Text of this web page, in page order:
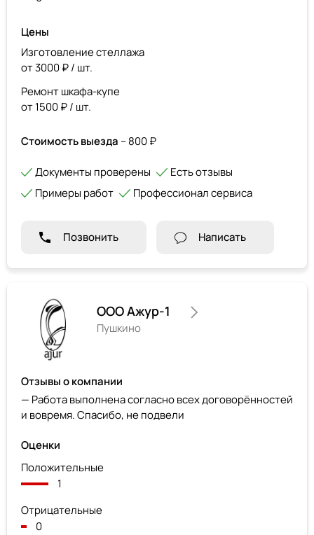
Цены
Изготовление стеллажа
от 3000 ₽ / шт.
Ремонт шкафа-купе
от 1500 ₽ / шт.
Стоимость выезда – 800 ₽
Документы проверены
Есть отзывы
Примеры работ
Профессионал сервиса
Позвонить Написать
ООО Ажур-1
Пушкино
Отзывы о компании
— Работа выполнена согласно всех договорённостей
и вовремя. Спасибо, не подвели
Оценки
Положительные
1
Отрицательные
0